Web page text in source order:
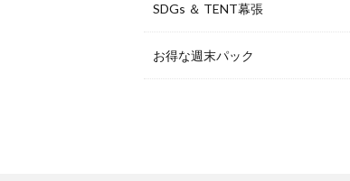
SDGs ＆ TENT幕張
お得な週末パック